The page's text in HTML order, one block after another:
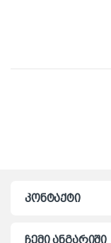
კონტაქტი
ჩემი ანგარიში